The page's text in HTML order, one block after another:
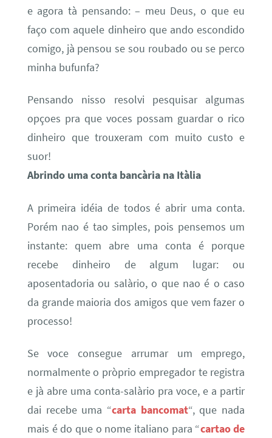
e agora tà pensando: – meu Deus, o que eu
faço com aquele dinheiro que ando escondido
comigo, jà pensou se sou roubado ou se perco
minha bufunfa?
Pensando nisso resolvi pesquisar algumas
opçoes pra que voces possam guardar o rico
dinheiro que trouxeram com muito custo e
suor!
Abrindo uma conta bancària na Itàlia
A primeira idéia de todos é abrir uma conta.
Porém nao é tao simples, pois pensemos um
instante: quem abre uma conta é porque
recebe dinheiro de algum lugar: ou
aposentadoria ou salàrio, o que nao é o caso
da grande maioria dos amigos que vem fazer o
processo!
Se voce consegue arrumar um emprego,
normalmente o pròprio empregador te registra
e jà abre uma conta-salàrio pra voce, e a partir
dai recebe uma “carta bancomat“, que nada
mais é do que o nome italiano para “cartao de